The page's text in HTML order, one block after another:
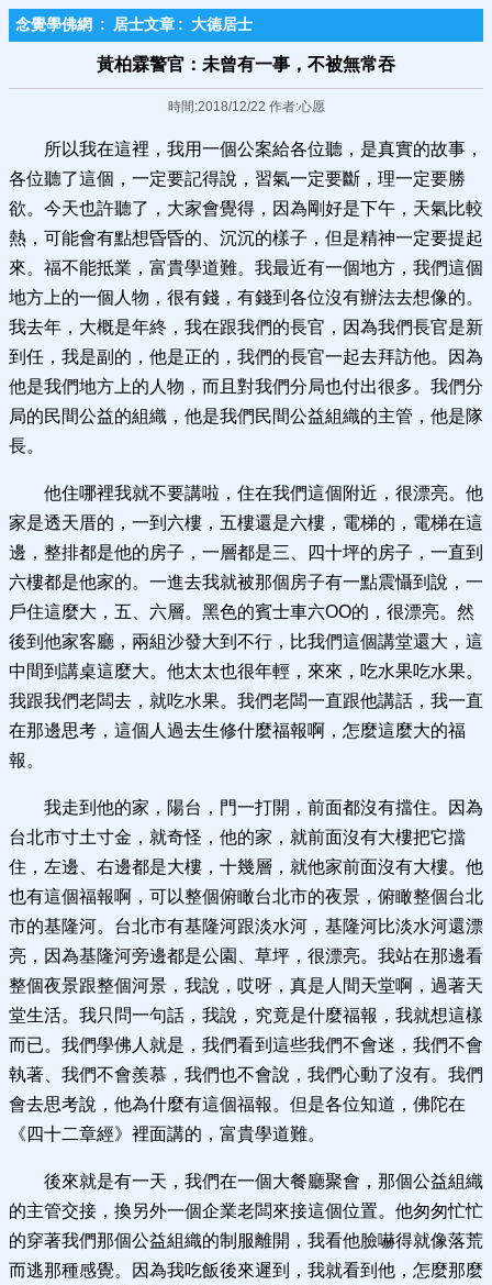
念覺學佛網 : 居士文章 : 大德居士
黃柏霖警官：未曾有一事，不被無常吞
時間:2018/12/22 作者:心愿
所以我在這裡，我用一個公案給各位聽，是真實的故事，
各位聽了這個，一定要記得說，習氣一定要斷，理一定要勝
欲。今天也許聽了，大家會覺得，因為剛好是下午，天氣比較
熱，可能會有點想昏昏的、沉沉的樣子，但是精神一定要提起
來。福不能抵業，富貴學道難。我最近有一個地方，我們這個
地方上的一個人物，很有錢，有錢到各位沒有辦法去想像的。
我去年，大概是年終，我在跟我們的長官，因為我們長官是新
到任，我是副的，他是正的，我們的長官一起去拜訪他。因為
他是我們地方上的人物，而且對我們分局也付出很多。我們分
局的民間公益的組織，他是我們民間公益組織的主管，他是隊
長。
他住哪裡我就不要講啦，住在我們這個附近，很漂亮。他
家是透天厝的，一到六樓，五樓還是六樓，電梯的，電梯在這
邊，整排都是他的房子，一層都是三、四十坪的房子，一直到
六樓都是他家的。一進去我就被那個房子有一點震懾到說，一
戶住這麼大，五、六層。黑色的賓士車六OO的，很漂亮。然
後到他家客廳，兩組沙發大到不行，比我們這個講堂還大，這
中間到講桌這麼大。他太太也很年輕，來來，吃水果吃水果。
我跟我們老闆去，就吃水果。我們老闆一直跟他講話，我一直
在那邊思考，這個人過去生修什麼福報啊，怎麼這麼大的福
報。
我走到他的家，陽台，門一打開，前面都沒有擋住。因為
台北市寸土寸金，就奇怪，他的家，就前面沒有大樓把它擋
住，左邊、右邊都是大樓，十幾層，就他家前面沒有大樓。他
也有這個福報啊，可以整個俯瞰台北市的夜景，俯瞰整個台北
市的基隆河。台北市有基隆河跟淡水河，基隆河比淡水河還漂
亮，因為基隆河旁邊都是公園、草坪，很漂亮。我站在那邊看
整個夜景跟整個河景，我說，哎呀，真是人間天堂啊，過著天
堂生活。我只問一句話，我說，究竟是什麼福報，我就想這樣
而已。我們學佛人就是，我們看到這些我們不會迷，我們不會
執著、我們不會羨慕，我們也不會說，我們心動了沒有。我們
會去思考說，他為什麼有這個福報。但是各位知道，佛陀在
《四十二章經》裡面講的，富貴學道難。
後來就是有一天，我們在一個大餐廳聚會，那個公益組織
的主管交接，換另外一個企業老闆來接這個位置。他匆匆忙忙
的穿著我們那個公益組織的制服離開，我看他臉嚇得就像落荒
而逃那種感覺。因為我吃飯後來遲到，我就看到他，怎麼那麼